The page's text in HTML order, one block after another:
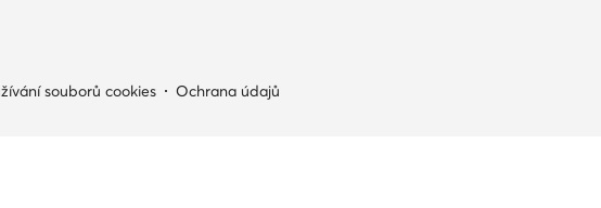
souborů cookies Ochrana údajů